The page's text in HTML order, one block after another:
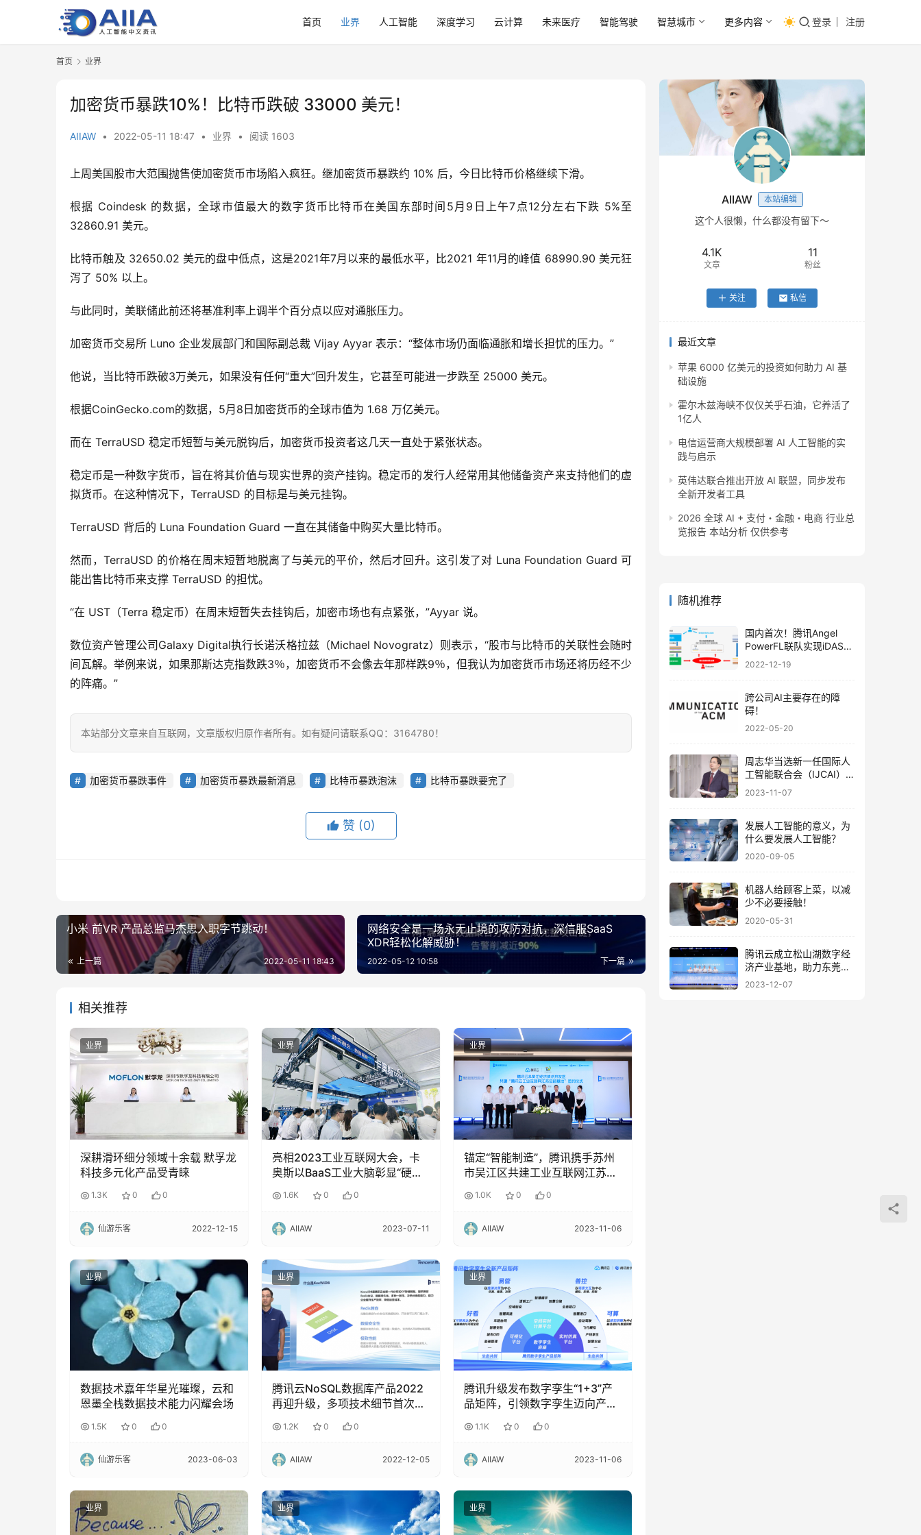
首页 业界 人工智能 深度学习 云计算 未来医疗 智能驾驶 智慧城市 更多内容 登录 注册
首页 业界
加密货币暴跌10%！比特币跌破 33000 美元！
AIIAW • 2022-05-11 18:47 • 业界 • 阅读 1603
上周美国股市大范围抛售使加密货币市场陷入疯狂。继加密货币暴跌约 10% 后，今日比特币价格继续下滑。
根据 Coindesk 的数据，全球市值最大的数字货币比特币在美国东部时间5月9日上午7点12分左右下跌 5%至
32860.91 美元。
比特币触及 32650.02 美元的盘中低点，这是2021年7月以来的最低水平，比2021 年11月的峰值 68990.90 美元狂
泻了 50% 以上。
与此同时，美联储此前还将基准利率上调半个百分点以应对通胀压力。
加密货币交易所 Luno 企业发展部门和国际副总裁 Vijay Ayyar 表示：“整体市场仍面临通胀和增长担忧的压力。”
他说，当比特币跌破3万美元，如果没有任何“重大”回升发生，它甚至可能进一步跌至 25000 美元。
根据CoinGecko.com的数据，5月8日加密货币的全球市值为 1.68 万亿美元。
而在 TerraUSD 稳定币短暂与美元脱钩后，加密货币投资者这几天一直处于紧张状态。
稳定币是一种数字货币，旨在将其价值与现实世界的资产挂钩。稳定币的发行人经常用其他储备资产来支持他们的虚
拟货币。在这种情况下，TerraUSD 的目标是与美元挂钩。
TerraUSD 背后的 Luna Foundation Guard 一直在其储备中购买大量比特币。
然而，TerraUSD 的价格在周末短暂地脱离了与美元的平价，然后才回升。这引发了对 Luna Foundation Guard 可
能出售比特币来支撑 TerraUSD 的担忧。
“在 UST（Terra 稳定币）在周末短暂失去挂钩后，加密市场也有点紧张，”Ayyar 说。
数位资产管理公司Galaxy Digital执行长诺沃格拉兹（Michael Novogratz）则表示，“股市与比特币的关联性会随时
间瓦解。举例来说，如果那斯达克指数跌3％，加密货币不会像去年那样跌9％，但我认为加密货币市场还将历经不少
的阵痛。”
本站部分文章来自互联网，文章版权归原作者所有。如有疑问请联系QQ：3164780！
加密货币暴跌事件 加密货币暴跌最新消息 比特币暴跌泡沫 比特币暴跌要完了
赞 (0)
小米 前VR 产品总监马杰思入职字节跳动！
上一篇 2022-05-11 18:43
网络安全是一场永无止境的攻防对抗，深信服SaaS
XDR轻松化解威胁！
下一篇
2022-05-12 10:58
相关推荐
业界
深耕滑环细分领域十余载 默孚龙
科技多元化产品受青睐
1.3K 0 0
仙游乐客 2022-12-15
业界
亮相2023工业互联网大会，卡
奥斯以BaaS工业大脑彰显“硬实
1.6K 0 0
AIIAW 2023-07-11
业界
锚定“智能制造”，腾讯携手苏州
市吴江区共建工业互联网江苏总
1.0K 0 0
AIIAW 2023-11-06
业界
数据技术嘉年华星光璀璨，云和
恩墨全栈数据技术能力闪耀会场
1.5K 0 0
仙游乐客 2023-06-03
业界
腾讯云NoSQL数据库产品2022
再迎升级，多项技术细节首次公
1.2K 0 0
AIIAW 2022-12-05
业界
腾讯升级发布数字孪生“1+3”产
品矩阵，引领数字孪生迈向产业
1.1K 0 0
AIIAW 2023-11-06
业界 业界 业界
AIIAW 本站编辑
这个人很懒，什么都没有留下～
4.1K
文章
11
粉丝
关注 私信
最近文章
苹果 6000 亿美元的投资如何助力 AI 基
础设施
霍尔木兹海峡不仅仅关乎石油，它养活了
1亿人
电信运营商大规模部署 AI 人工智能的实
践与启示
英伟达联合推出开放 AI 联盟，同步发布
全新开发者工具
2026 全球 AI + 支付・金融・电商 行业总
览报告 本站分析 仅供参考
随机推荐
国内首次！腾讯Angel
PowerFL联队实现iDASH
隐私计算大赛“三连冠”
2022-12-19
跨公司AI主要存在的障
碍！
2022-05-20
周志华当选新一任国际人
工智能联合会（IJCAI）
理事会主席
2023-11-07
发展人工智能的意义，为
什么要发展人工智能？
2020-09-05
机器人给顾客上菜，以减
少不必要接触！
2020-05-31
腾讯云成立松山湖数字经
济产业基地，助力东莞打
造数字经济高地
2023-12-07